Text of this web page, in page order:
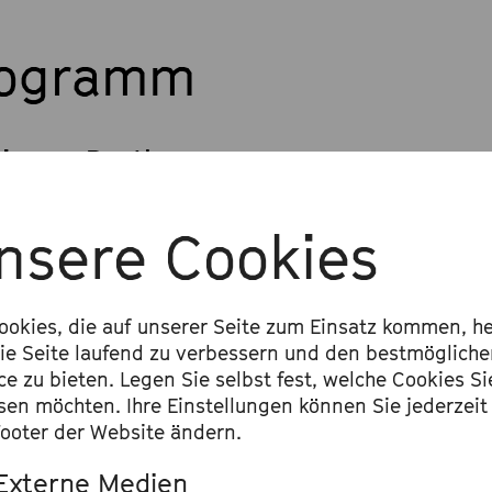
Cookies
die auf unserer Seite zum Einsatz kommen,
Seite laufend zu verbessern und den
zu bieten. Legen Sie selbst fest, welche Cookies
möchten. Ihre Einstellungen können Sie
der Website ändern.
Medien
van Beethoven
van Beethoven